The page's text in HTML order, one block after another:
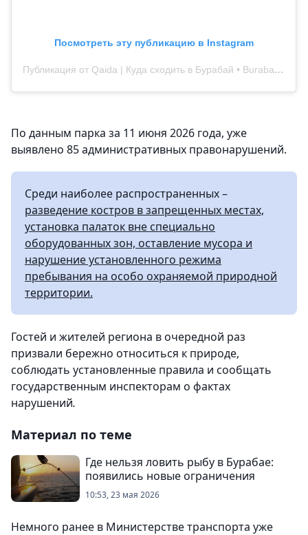
Посмотреть эту публикацию в Instagram
Публикация от Qaida | Куда сходить в Бурабай • Burabay (@qaida_burabay)
По данным парка за 11 июня 2026 года, уже
выявлено 85 административных правонарушений.
Среди наиболее распространенных –
разведение костров в запрещенных местах,
установка палаток вне специально
оборудованных зон, оставление мусора и
нарушение установленного режима
пребывания на особо охраняемой природной
территории.
Гостей и жителей региона в очередной раз
призвали бережно относиться к природе,
соблюдать установленные правила и сообщать
государственным инспекторам о фактах
нарушений.
Материал по теме
Где нельзя ловить рыбу в Бурабае:
появились новые ограничения
10:53, 23 мая 2026
Немного ранее в Министерстве транспорта уже